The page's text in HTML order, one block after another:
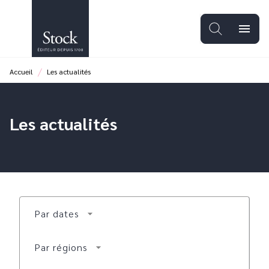
PIED DE PAGE
menu
Accueil / Les actualités
Les actualités
Par dates arrow_drop_down
Par régions arrow_drop_down